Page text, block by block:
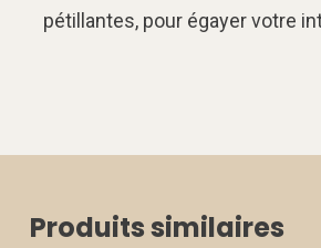
pétillantes, pour égayer votre
Produits similaires